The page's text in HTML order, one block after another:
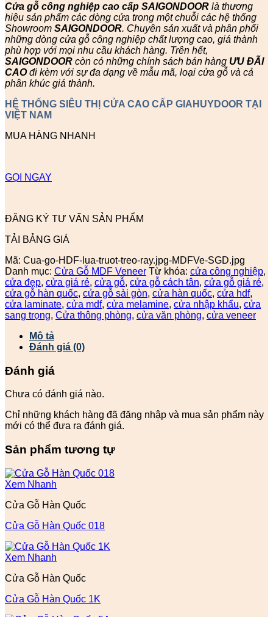
Cửa gỗ công nghiệp cao cấp SAIGONDOOR là thương
hiệu sản phẩm các dòng cửa trong một chuỗi các hệ thống
Showroom SAIGONDOOR. Chuyên sản xuất và phân phối
những dòng cửa gỗ công nghiệp chất lượng cao, giá thành
phù hợp với mọi nhu cầu khách hàng. Trên hết,
SAIGONDOOR còn có những chính sách bán hàng ƯU ĐÃI
CAOđi kèm với sự đa dạng về mẫu mã, loại cửa gỗ và cả
phân khúc giá thành.
HỆ THỐNG SIÊU THỊ CỬA CAO CẤP GIAHUYDOOR TẠI
VIỆT NAM
MUA HÀNG NHANH
GỌI NGAY
ĐĂNG KÝ TƯ VẤN SẢN PHẨM
TẢI BẢNG GIÁ
Mã: Cua-go-HDF-lua-truot-treo-ray.jpg-MDFVe-SGD.jpg
Danh mục: Cửa Gỗ MDF Veneer Từ khóa: cửa công nghiệp,
cửa đẹp, cửa giá rẻ, cửa gỗ, cửa gỗ cách tân, cửa gỗ giá rẻ,
cửa gỗ hàn quốc, cửa gỗ sài gòn, cửa hàn quốc, cửa hdf,
cửa laminate, cửa mdf, cửa melamine, cửa nhập khẩu, cửa
sang trọng, Cửa thông phòng, cửa văn phòng, cửa veneer
Mô tả
Đánh giá (0)
Đánh giá
Chưa có đánh giá nào.
Chỉ những khách hàng đã đăng nhập và mua sản phẩm này
mới có thể đưa ra đánh giá.
Sản phẩm tương tự
Xem Nhanh
Cửa Gỗ Hàn Quốc
Cửa Gỗ Hàn Quốc 018
Xem Nhanh
Cửa Gỗ Hàn Quốc
Cửa Gỗ Hàn Quốc 1K